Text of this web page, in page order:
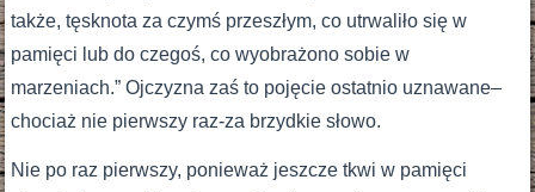
także, tęsknota za czymś przeszłym, co utrwaliło się w
pamięci lub do czegoś, co wyobrażono sobie w
marzeniach.” Ojczyzna zaś to pojęcie ostatnio uznawane–
chociaż nie pierwszy raz-za brzydkie słowo.
Nie po raz pierwszy, ponieważ jeszcze tkwi w pamięci